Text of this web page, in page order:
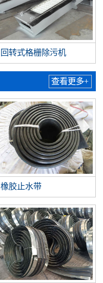
回转式格栅除污机
查看更多+
橡胶止水带